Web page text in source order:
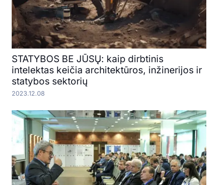
STATYBOS BE JŪSŲ: kaip dirbtinis
intelektas keičia architektūros, inžinerijos ir
statybos sektorių
2023.12.08